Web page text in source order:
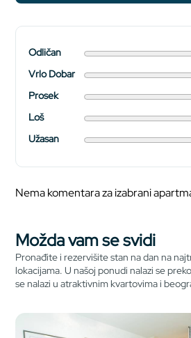
Odličan
Vrlo Dobar
Prosek
Loš
Užasan
Nema komentara za izabrani
Možda vam se svidi
Pronađite i rezervišite stan na dan na
lokacijama. U našoj ponudi nalazi se
se nalazi u atraktivnim kvartovima i